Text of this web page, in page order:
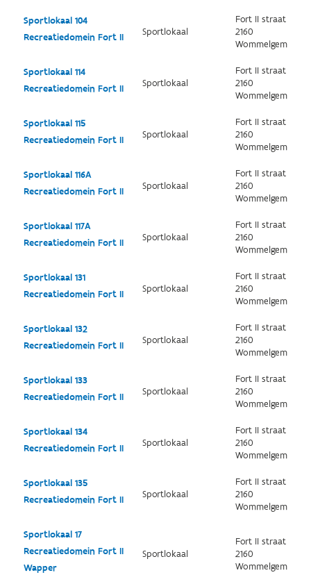
Sportlokaal 104
Recreatiedomein Fort II
Sportlokaal
Fort II straat
2160
Wommelgem
Sportlokaal 114
Recreatiedomein Fort II
Sportlokaal
Fort II straat
2160
Wommelgem
Sportlokaal 115
Recreatiedomein Fort II
Sportlokaal
Fort II straat
2160
Wommelgem
Sportlokaal 116A
Recreatiedomein Fort II
Sportlokaal
Fort II straat
2160
Wommelgem
Sportlokaal 117A
Recreatiedomein Fort II
Sportlokaal
Fort II straat
2160
Wommelgem
Sportlokaal 131
Recreatiedomein Fort II
Sportlokaal
Fort II straat
2160
Wommelgem
Sportlokaal 132
Recreatiedomein Fort II
Sportlokaal
Fort II straat
2160
Wommelgem
Sportlokaal 133
Recreatiedomein Fort II
Sportlokaal
Fort II straat
2160
Wommelgem
Sportlokaal 134
Recreatiedomein Fort II
Sportlokaal
Fort II straat
2160
Wommelgem
Sportlokaal 135
Recreatiedomein Fort II
Sportlokaal
Fort II straat
2160
Wommelgem
Sportlokaal 17
Recreatiedomein Fort II
Wapper
Sportlokaal
Fort II straat
2160
Wommelgem